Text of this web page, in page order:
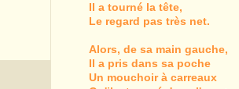
Il a tourné la tête,
Le regard pas très net.
Alors, de sa main gauche,
Il a pris dans sa poche
Un mouchoir à carreaux